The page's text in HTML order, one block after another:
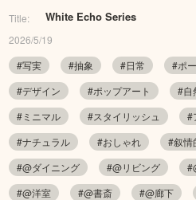
Title: White Echo Series
2026/5/19
#写実
#抽象 #日常 #ポ
#デザイン
#ポップアート #自
#ミニマル
#スタイリッシュ #
#ナチュラル
#おしゃれ #叙情
#@ダイニング
#@リビング
#@洋室
#@書斎 #@廊下